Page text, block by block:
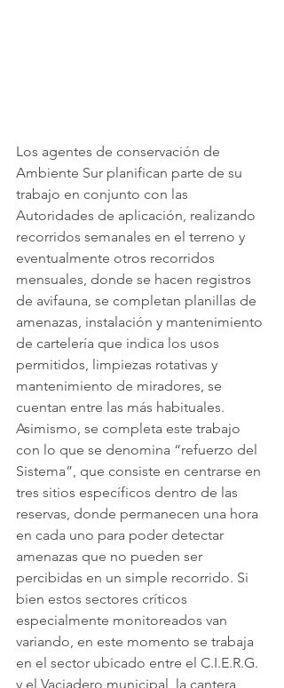
Los agentes de conservación de
Ambiente Sur planifican parte de su
trabajo en conjunto con las
Autoridades de aplicación, realizando
recorridos semanales en el terreno y
eventualmente otros recorridos
mensuales, donde se hacen registros
de avifauna, se completan planillas de
amenazas, instalación y mantenimiento
de cartelería que indica los usos
permitidos, limpiezas rotativas y
mantenimiento de miradores, se
cuentan entre las más habituales.
Asimismo, se completa este trabajo
con lo que se denomina “refuerzo del
Sistema”, que consiste en centrarse en
tres sitios específicos dentro de las
reservas, donde permanecen una hora
en cada uno para poder detectar
amenazas que no pueden ser
percibidas en un simple recorrido. Si
bien estos sectores críticos
especialmente monitoreados van
variando, en este momento se trabaja
en el sector ubicado entre el C.I.E.R.G.
y el Vaciadero municipal, la cantera